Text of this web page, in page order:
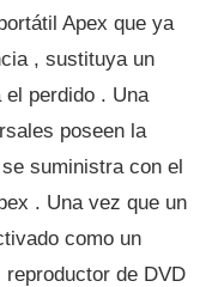
Apex que ya
, sustituya un
perdido . Una
poseen la
suministra con el
. Una vez que un
como un
de DVD